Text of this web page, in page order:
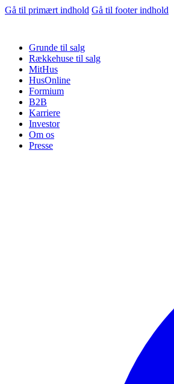
Gå til primært indhold Gå til footer indhold
Grunde til salg
Rækkehuse til salg
MitHus
HusOnline
Formium
B2B
Karriere
Investor
Om os
Presse